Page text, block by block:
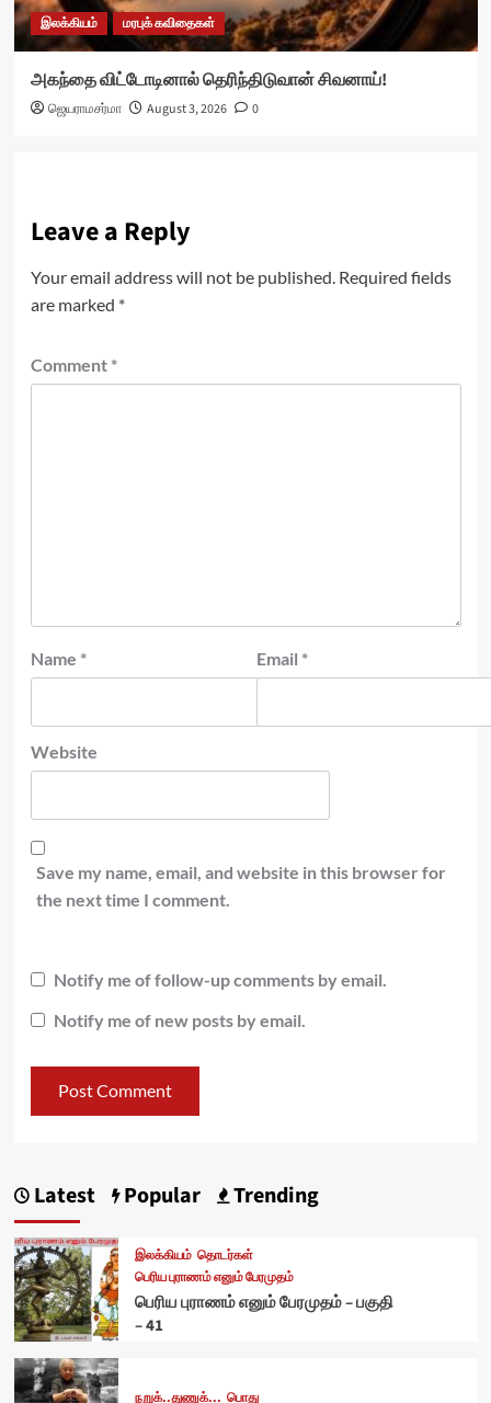
இலக்கியம் மரபுக் கவிதைகள்
அகந்தை விட்டோடினால் தெரிந்திடுவான் சிவனாய்!
ஜெயராமசர்மா August 3, 2026 0
Leave a Reply
Your email address will not be published. Required fields
are marked *
Comment *
Name * Email *
Website
Save my name, email, and website in this browser for
the next time I comment.
Notify me of follow-up comments by email.
Notify me of new posts by email.
Latest Popular Trending
இலக்கியம் தொடர்கள்
பெரிய புராணம் எனும் பேரமுதம்
பெரிய புராணம் எனும் பேரமுதம் – பகுதி
– 41
நறுக்..துணுக்... பொது